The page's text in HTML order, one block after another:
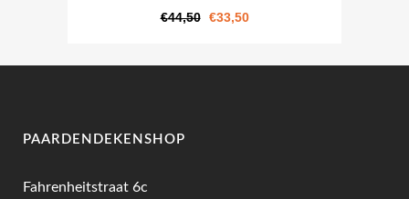
worden
de
€44,50 Oorspronkelijke
was:
€33,50Huidige
is:
PAARDENDEKENSHOP
Fahrenheitstraat 6c